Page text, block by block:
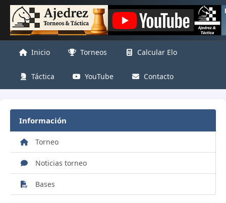
Inicio Torneos Calcular Elo
Táctica YouTube Contacto
Información
Torneo
Noticias torneo
Bases